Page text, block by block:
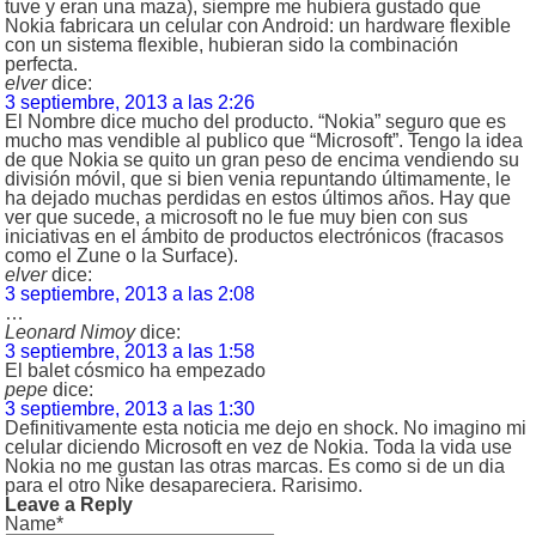
tuve y eran una maza), siempre me hubiera gustado que
Nokia fabricara un celular con Android: un hardware flexible
con un sistema flexible, hubieran sido la combinación
perfecta.
elver dice:
3 septiembre, 2013 a las 2:26
El Nombre dice mucho del producto. “Nokia” seguro que es
mucho mas vendible al publico que “Microsoft”. Tengo la idea
de que Nokia se quito un gran peso de encima vendiendo su
división móvil, que si bien venia repuntando últimamente, le
ha dejado muchas perdidas en estos últimos años. Hay que
ver que sucede, a microsoft no le fue muy bien con sus
iniciativas en el ámbito de productos electrónicos (fracasos
como el Zune o la Surface).
elver dice:
3 septiembre, 2013 a las 2:08
…
Leonard Nimoy dice:
3 septiembre, 2013 a las 1:58
El balet cósmico ha empezado
pepe dice:
3 septiembre, 2013 a las 1:30
Definitivamente esta noticia me dejo en shock. No imagino mi
celular diciendo Microsoft en vez de Nokia. Toda la vida use
Nokia no me gustan las otras marcas. Es como si de un dia
para el otro Nike desapareciera. Rarisimo.
Leave a Reply
Name*